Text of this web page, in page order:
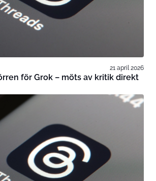
21 april 2026
för Grok – möts av kritik direkt